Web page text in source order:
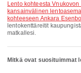
lento kohteesta Vnukovon lentoasema kohteeseen Sabiha Gökçenin
kansainvälinen lentoasema
kohteeseen Ankara
lentokenttäreitit
matkallesi.
Mitkä ovat suosituimmat